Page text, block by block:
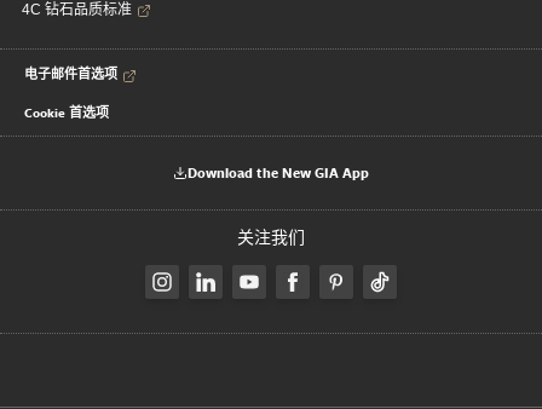
4C 钻石品质标准
电子邮件首选项
Cookie 首选项
Download the New GIA App
关注我们